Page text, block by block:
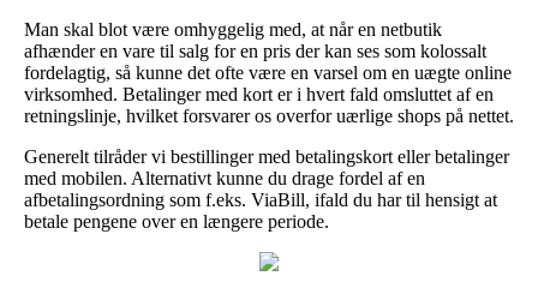
Man skal blot være omhyggelig med, at når en netbutik
afhænder en vare til salg for en pris der kan ses som kolossalt
fordelagtig, så kunne det ofte være en varsel om en uægte online
virksomhed. Betalinger med kort er i hvert fald omsluttet af en
retningslinje, hvilket forsvarer os overfor uærlige shops på nettet.
Generelt tilråder vi bestillinger med betalingskort eller betalinger
med mobilen. Alternativt kunne du drage fordel af en
afbetalingsordning som f.eks. ViaBill, ifald du har til hensigt at
betale pengene over en længere periode.